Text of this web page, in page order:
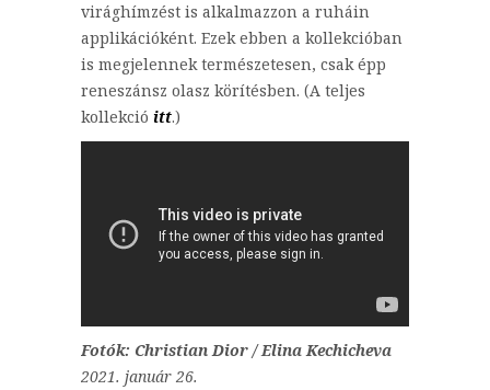
virághímzést is alkalmazzon a ruháin
applikációként. Ezek ebben a kollekcióban
is megjelennek természetesen, csak épp
reneszánsz olasz körítésben. (A teljes
kollekció itt.)
Fotók: Christian Dior / Elina Kechicheva
2021. január 26.